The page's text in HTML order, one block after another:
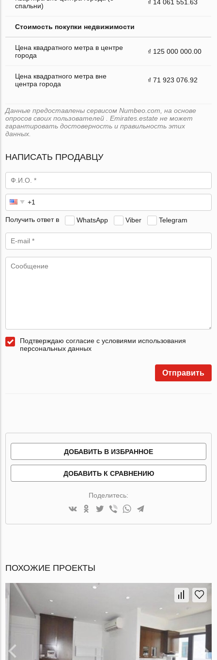
спальни)
₫ 14 061 551.63
Стоимость покупки недвижимости
Цена квадратного метра в центре
города
₫ 125 000 000.00
Цена квадратного метра вне
центра города
₫ 71 923 076.92
Данные предоставлены сервисом Numbeo.com, на основе
опросов своих пользователей . Emirates.estate не может
гарантировать достоверность и правильность этих
данных.
НАПИСАТЬ ПРОДАВЦУ
Получить ответ в WhatsApp Viber Telegram
Подтверждаю согласие с условиями использования
персональных данных
Отправить
ДОБАВИТЬ В ИЗБРАННОЕ
ДОБАВИТЬ К СРАВНЕНИЮ
Поделитесь:
ПОХОЖИЕ ПРОЕКТЫ